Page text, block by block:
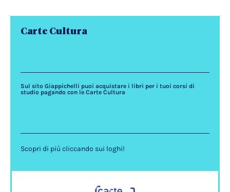
Carte Cultura
Sul sito Giappichelli puoi acquistare i libri per i tuoi corsi di
studio pagando con le Carte Cultura
Scopri di più cliccando sui loghi!